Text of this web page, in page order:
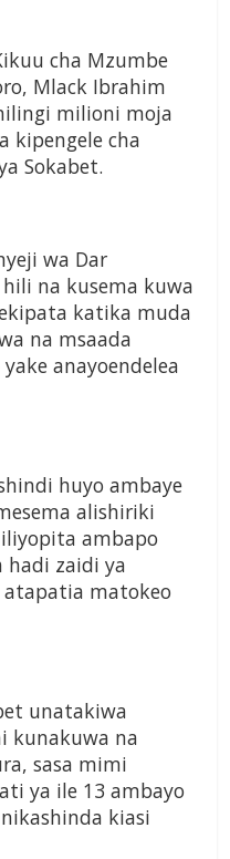
cha Mzumbe
Mlack Ibrahim
milioni moja
kipengele cha
Sokabet.
wa Dar
na kusema kuwa
katika muda
na msaada
anayoendelea
huyo ambaye
alishiriki
ambapo
hadi zaidi ya
matokeo
unatakiwa
kunakuwa na
sasa mimi
ya ile 13 ambayo
kiasi